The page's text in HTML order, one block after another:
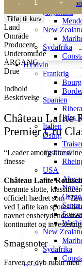
New
Sydafrika
Hvidvin
Frankrig
Spanien
Rías
Italien
Østrig
Tyskland
USA
Napa
Santa
New
Sydafrika
Lafite
Rothschild
2012
antal
Tilføj til kurv
Land
Område
Producent
Underområde
ÅRGANG
Drue
Indhold
Beskrivelse
Château Lafite
Premier Cru
“Leader among fine
finesse
Château Lafite
berømte slotte,
officielt hædret som
ved Lafite kan spores
navnet ensbetydende
kontinuitet og
Smagsnoter
Farven er dyb rubin med